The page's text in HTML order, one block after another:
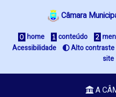
Câmara
home conteúdo
Acessibilidade
Alto contraste
site
A